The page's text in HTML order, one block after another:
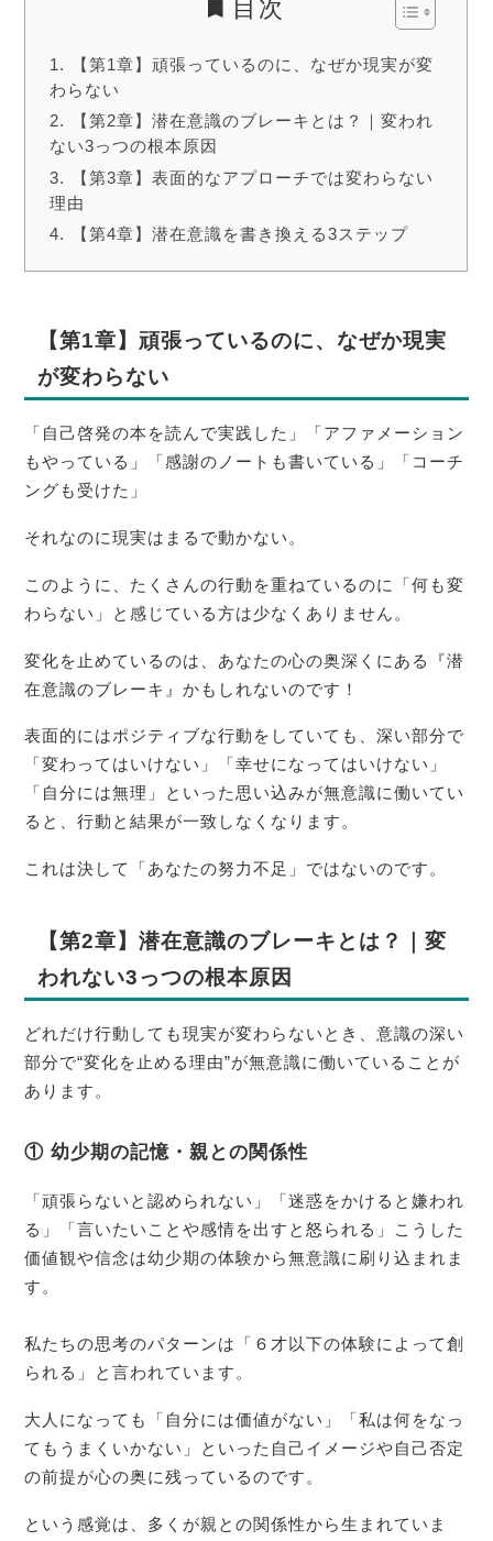
目次
【第1章】頑張っているのに、なぜか現実が変
わらない
【第2章】潜在意識のブレーキとは？｜変われ
ない3っつの根本原因
【第3章】表面的なアプローチでは変わらない
理由
【第4章】潜在意識を書き換える3ステップ
【第1章】頑張っているのに、なぜか現実
が変わらない
「自己啓発の本を読んで実践した」「アファメーション
もやっている」「感謝のノートも書いている」「コーチ
ングも受けた」
それなのに現実はまるで動かない。
このように、たくさんの行動を重ねているのに「何も変
わらない」と感じている方は少なくありません。
変化を止めているのは、あなたの心の奥深くにある『潜
在意識のブレーキ』かもしれないのです！
表面的にはポジティブな行動をしていても、深い部分で
「変わってはいけない」「幸せになってはいけない」
「自分には無理」といった思い込みが無意識に働いてい
ると、行動と結果が一致しなくなります。
これは決して「あなたの努力不足」ではないのです。
【第2章】潜在意識のブレーキとは？｜変
われない3っつの根本原因
どれだけ行動しても現実が変わらないとき、意識の深い
部分で“変化を止める理由”が無意識に働いていることが
あります。
① 幼少期の記憶・親との関係性
「頑張らないと認められない」「迷惑をかけると嫌われ
る」「言いたいことや感情を出すと怒られる」こうした
価値観や信念は幼少期の体験から無意識に刷り込まれま
す。
私たちの思考のパターンは「６才以下の体験によって創
られる」と言われています。
大人になっても「自分には価値がない」「私は何をなっ
てもうまくいかない」といった自己イメージや自己否定
の前提が心の奥に残っているのです。
という感覚は、多くが親との関係性から生まれていま